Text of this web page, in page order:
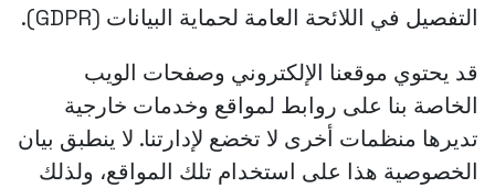
التفصيل في اللائحة العامة لحماية البيانات (GDPR).
قد يحتوي موقعنا الإلكتروني وصفحات الويب
الخاصة بنا على روابط لمواقع وخدمات خارجية
تديرها منظمات أخرى لا تخضع لإدارتنا. لا ينطبق بيان
الخصوصية هذا على استخدام تلك المواقع، ولذلك